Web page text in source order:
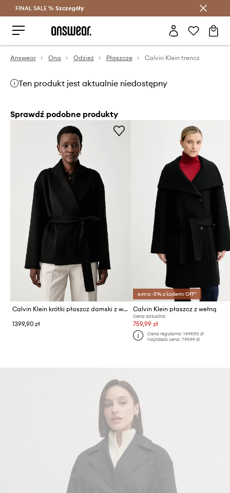
Oszczędzaj z Answear Club >
FINAL SALE % Szczegóły
Answear Ona Odzież Płaszcze Calvin Klein trencz
Ten produkt jest aktualnie niedostępny
Sprawdź podobne produkty
Calvin Klein krótki płaszcz damski z wełną
1399,90 zł
extra -5% z kodem: OFF*
Calvin Klein płaszcz z wełną
Cena aktualna:
759,99 zł
Cena regularna: 1499,90 zł
Najniższa cena: 799,99 zł